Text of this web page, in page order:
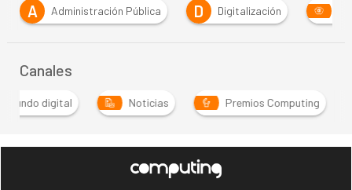
A
Administración Pública D Digitalización
Canales
Mundo digital Noticias Premios Computing